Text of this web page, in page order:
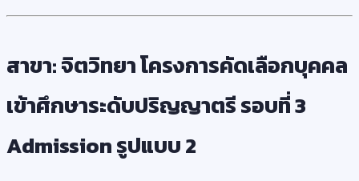
สาขา: จิตวิทยา โครงการคัดเลือกบุคคล
เข้าศึกษาระดับปริญญาตรี รอบที่ 3
Admission รูปแบบ 2